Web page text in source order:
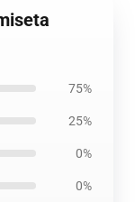
75%
25%
0%
0%